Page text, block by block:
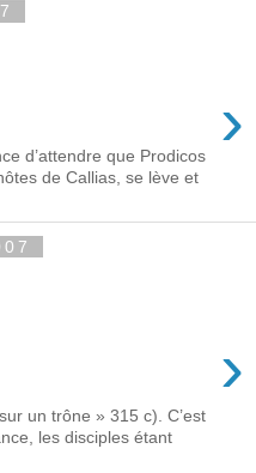
›
d’attendre que Prodicos
de Callias, se lève et
›
un trône » 315 c). C’est
les disciples étant